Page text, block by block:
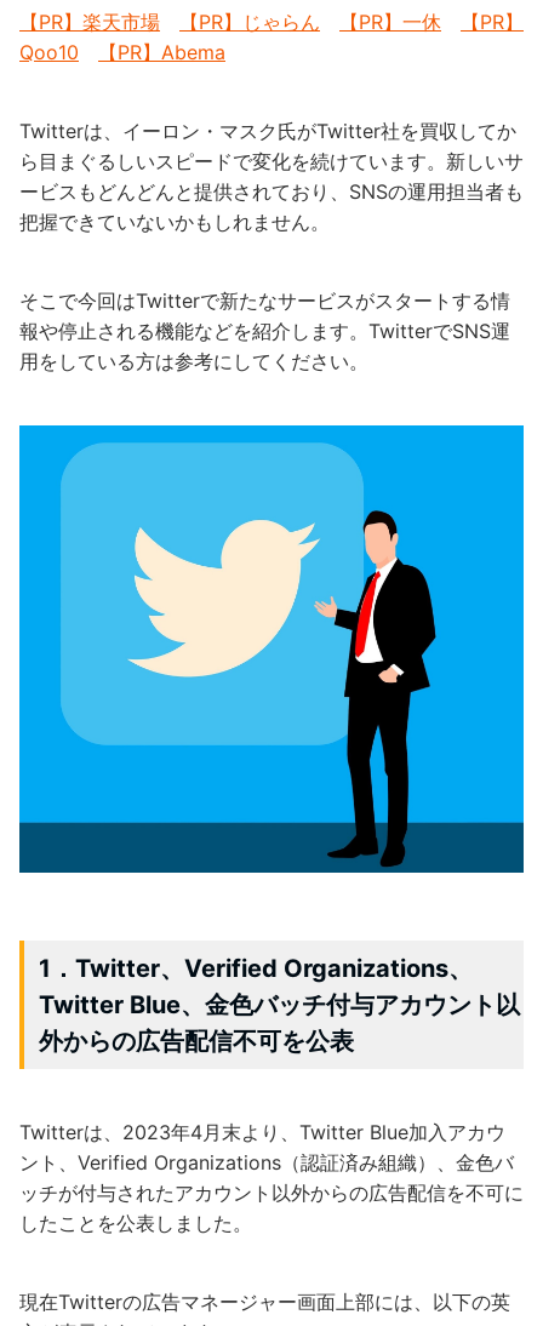
【PR】楽天市場 【PR】じゃらん 【PR】一休
【PR】
Qoo10
【PR】Abema
Twitterは、イーロン・マスク氏がTwitter社を買収してか
ら目まぐるしいスピードで変化を続けています。新しいサ
ービスもどんどんと提供されており、SNSの運用担当者も
把握できていないかもしれません。
そこで今回はTwitterで新たなサービスがスタートする情
報や停止される機能などを紹介します。TwitterでSNS運
用をしている方は参考にしてください。
1．Twitter、Verified Organizations、
Twitter Blue、金色バッチ付与アカウント以
外からの広告配信不可を公表
Twitterは、2023年4月末より、Twitter Blue加入アカウ
ント、Verified Organizations（認証済み組織）、金色バ
ッチが付与されたアカウント以外からの広告配信を不可に
したことを公表しました。
現在Twitterの広告マネージャー画面上部には、以下の英